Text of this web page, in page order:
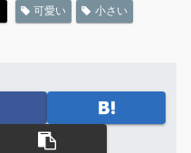
可愛い
小さい